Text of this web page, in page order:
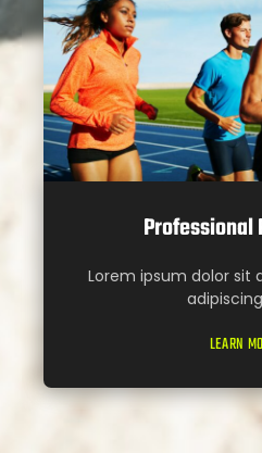
Professional
Lorem ipsum dolor
LEARN